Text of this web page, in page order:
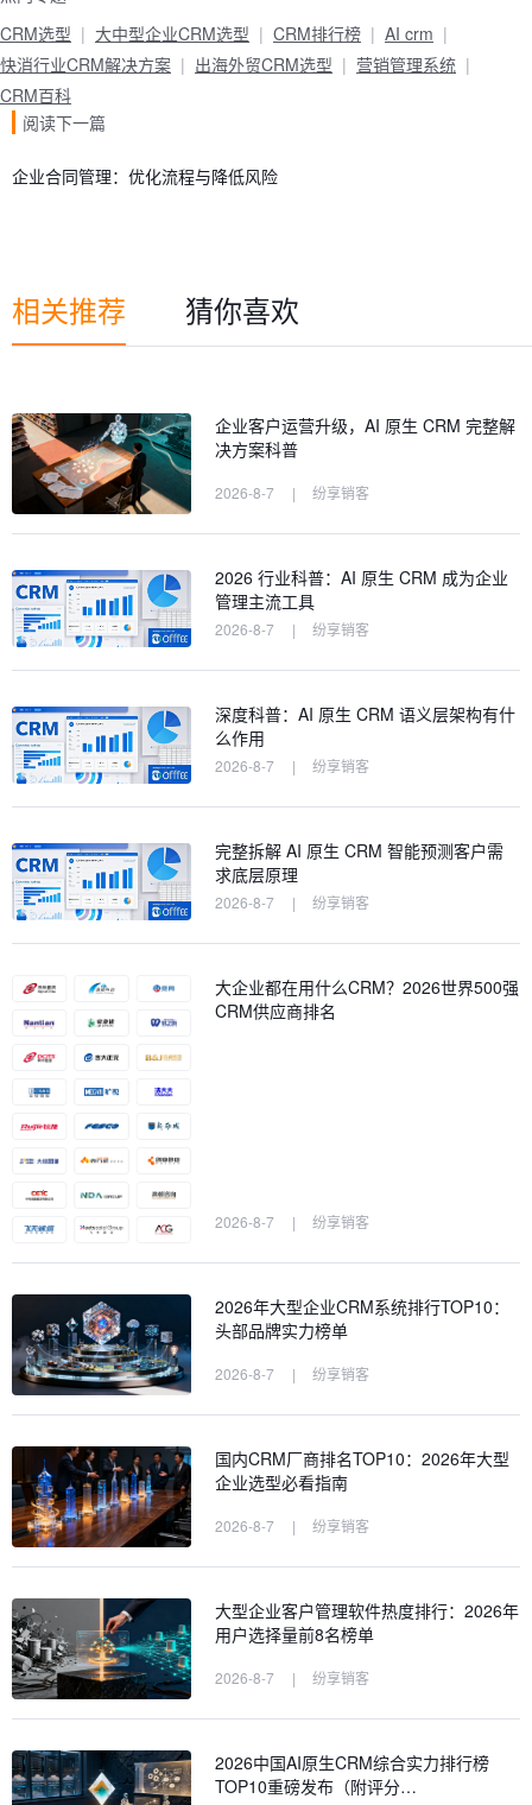
CRM选型
大中型企业CRM选型 CRM排行榜
AI crm
快消行业CRM解决方案
出海外贸CRM选型
营销管理系统
CRM百科
阅读下一篇
企业合同管理：优化流程与降低风险
相关推荐 猜你喜欢
企业客户运营升级，AI 原生 CRM 完整解
决方案科普
2026-8-7 | 纷享销客
2026 行业科普：AI 原生 CRM 成为企业
管理主流工具
2026-8-7 | 纷享销客
深度科普：AI 原生 CRM 语义层架构有什
么作用
2026-8-7 | 纷享销客
完整拆解 AI 原生 CRM 智能预测客户需
求底层原理
2026-8-7 | 纷享销客
大企业都在用什么CRM？2026世界500强
CRM供应商排名
2026-8-7 | 纷享销客
2026年大型企业CRM系统排行TOP10：
头部品牌实力榜单
2026-8-7 | 纷享销客
国内CRM厂商排名TOP10：2026年大型
企业选型必看指南
2026-8-7 | 纷享销客
大型企业客户管理软件热度排行：2026年
用户选择量前8名榜单
2026-8-7 | 纷享销客
2026中国AI原生CRM综合实力排行榜
TOP10重磅发布（附评分…